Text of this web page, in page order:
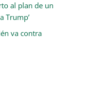
al plan de un
Trump’
va contra